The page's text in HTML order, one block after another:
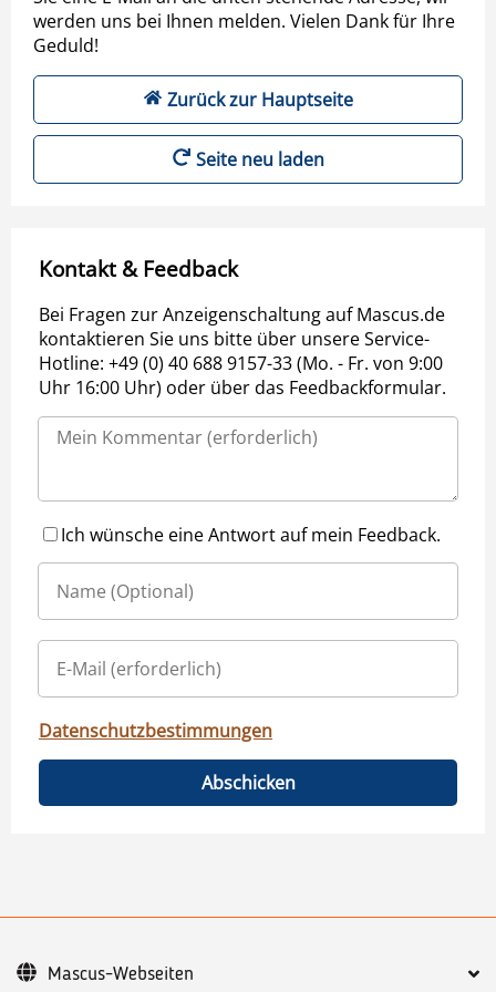
werden uns bei Ihnen melden. Vielen Dank für Ihre
Geduld!
Zurück zur Hauptseite
Seite neu laden
Kontakt & Feedback
Bei Fragen zur Anzeigenschaltung auf Mascus.de
kontaktieren Sie uns bitte über unsere Service-
Hotline: +49 (0) 40 688 9157-33 (Mo. - Fr. von 9:00
Uhr 16:00 Uhr) oder über das Feedbackformular.
Ich wünsche eine Antwort auf mein Feedback.
Datenschutzbestimmungen
Abschicken
Mascus-Webseiten